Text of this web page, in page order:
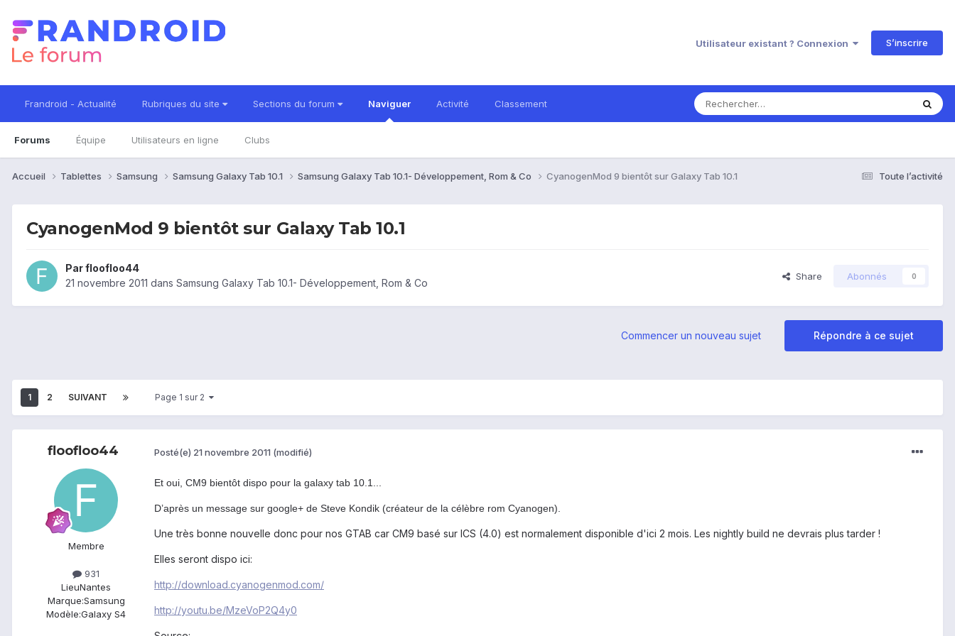
Utilisateur existant ? Connexion S’inscrire
Frandroid - Actualité Rubriques du site Sections du forum Naviguer
Forums Équipe Utilisateurs en ligne Clubs
Activité Classement
Toute l’activité
Accueil Tablettes Samsung Samsung Galaxy Tab 10.1 Samsung Galaxy Tab 10.1- Développement, Rom & Co CyanogenMod 9 bientôt sur Galaxy Tab 10.1
CyanogenMod 9 bientôt sur Galaxy Tab 10.1
Parfloofloo44
21 novembre 2011 dans Samsung Galaxy Tab 10.1- Développement, Rom & Co
Share Abonnés 0
Répondre à ce sujet
Commencer un nouveau sujet
1 2 SUIVANT Page 1 sur 2
floofloo44
Membre
931
LieuNantes
Marque:Samsung
Modèle:Galaxy S4
Posté(e) 21 novembre 2011 (modifié)
Et oui, CM9 bientôt dispo pour la galaxy tab 10.1...
D’après un message sur google+ de Steve Kondik (créateur de la célèbre rom Cyanogen).
Une très bonne nouvelle donc pour nos GTAB car CM9 basé sur ICS (4.0) est normalement disponible d'ici 2 mois. Les nightly build ne devrais plus tarder !
Elles seront dispo ici:
http://download.cyanogenmod.com/
http://youtu.be/MzeVoP2Q4y0